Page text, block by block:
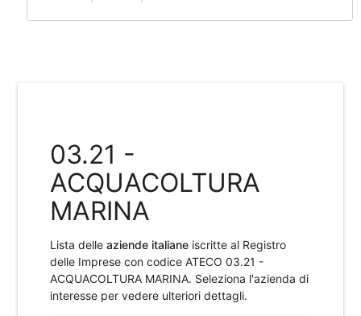
03.21 -
ACQUACOLTURA
MARINA
Lista delleaziende italiane iscritte al Registro
delle Imprese con codice ATECO03.21 -
ACQUACOLTURA MARINA. Seleziona l'azienda di
interesse per vedere ulteriori dettagli.